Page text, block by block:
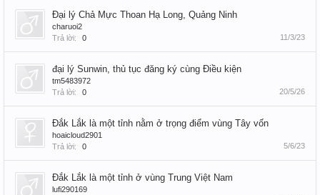
Đại lý Chả Mực Thoan Hạ Long, Quảng Ninh
charuoi2
Trả lời:
0 11/3/23
đại lý Sunwin, thủ tục đăng ký cùng Điều kiện
tm5483972
Trả lời:
0 20/5/26
Đắk Lắk là một tỉnh nằm ở trọng điểm vùng Tây vốn
hoaicloud2901
Trả lời:
0 5/6/23
Đắk Lắk là một tỉnh ở vùng Trung Việt Nam
lufi290169